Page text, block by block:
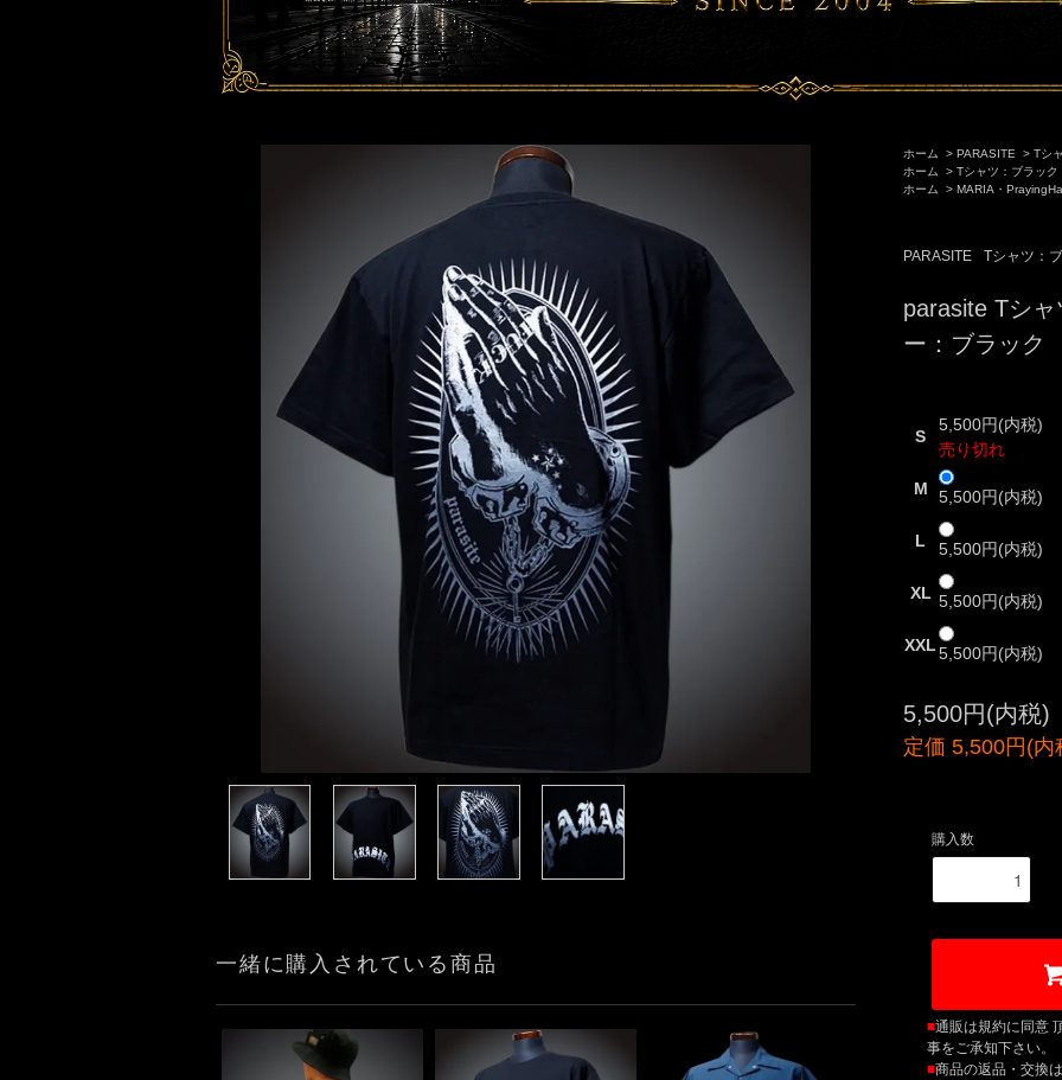
一緒に購入されている商品
ホーム > PARASITE > Tシ
ホーム
> Tシャツ：ブラック
ホーム
> MARIA・
PARASITE Tシャツ：
parasite Tシ
ー：ブラック
S
5,500円(内税)
売り切れ
M 5,500円(内税)
L 5,500円(内税)
XL 5,500円(内税)
XXL5,500円(内税)
5,500円(内税)
定価 5,500円(内
購入数
■通販は規約に同意
事をご承知下さい。
■商品の返品・交換